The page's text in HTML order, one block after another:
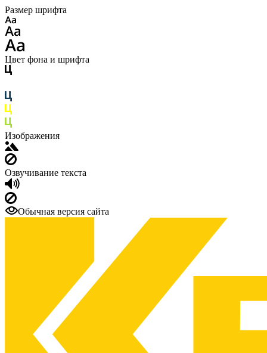
Размер шрифта
Цвет фона и шрифта
Изображения
Озвучивание текста
Обычная версия сайта